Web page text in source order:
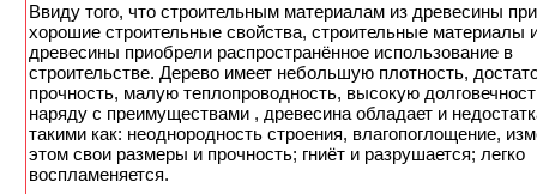
Ввиду того, что строительным материалам из древесины
хорошие строительные свойства, строительные материалы
древесины приобрели распространённое использование в
строительстве. Дерево имеет небольшую плотность,
прочность, малую теплопроводность, высокую
наряду с преимуществами , древесина обладает и
такими как: неоднородность строения, влагопоглощение,
этом свои размеры и прочность; гниёт и разрушается; легко
воспламеняется.